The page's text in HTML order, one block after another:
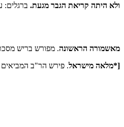
ולא היתה קריאת הגבר מגעת.
מאשמורה הראשונה. מפורש בריש
[*מלאה מישראל. פירש הר"ב המביאים